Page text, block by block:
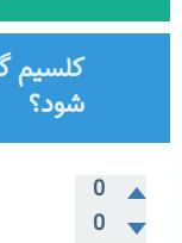
کلسیم
شود؟
0
0